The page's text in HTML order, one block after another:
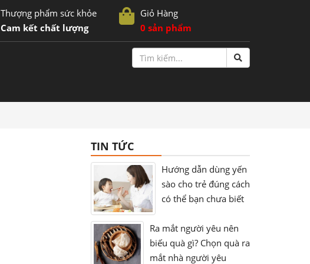
Thượng phẩm sức khỏe
Cam kết chất lượng
Giỏ Hàng
0 sản phẩm
TIN TỨC
Hướng dẫn dùng yến
sào cho trẻ đúng cách
có thể bạn chưa biết
Ra mắt người yêu nên
biếu quà gì? Chọn quà ra
mắt nhà người yêu